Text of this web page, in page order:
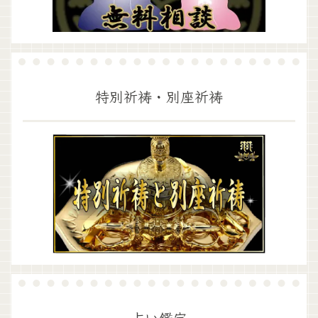
特別祈祷・別座祈祷